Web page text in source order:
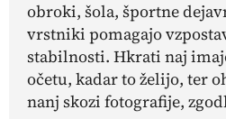
obroki, šola, športne
vrstniki pomagajo
stabilnosti. Hkrati naj
očetu, kadar to želijo, ter
nanj skozi fotografije,